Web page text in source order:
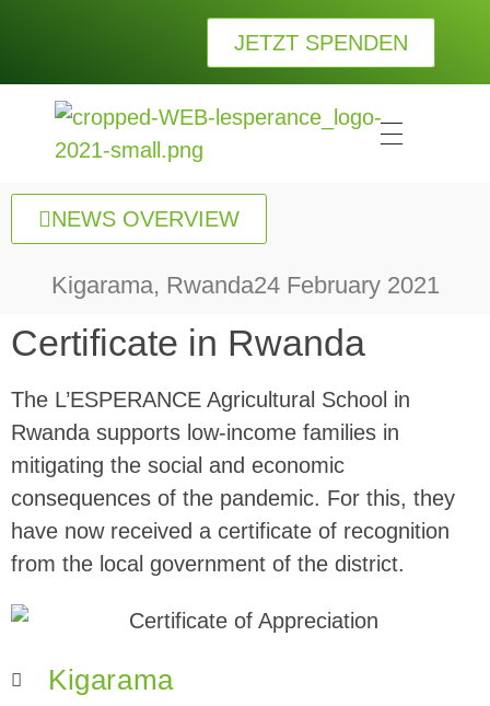
JETZT SPENDEN
NEWS OVERVIEW
Kigarama, Rwanda24 February 2021
Certificate in Rwanda
The L’ESPERANCE Agricultural School in
Rwanda supports low-income families in
mitigating the social and economic
consequences of the pandemic. For this, they
have now received a certificate of recognition
from the local government of the district.
Kigarama